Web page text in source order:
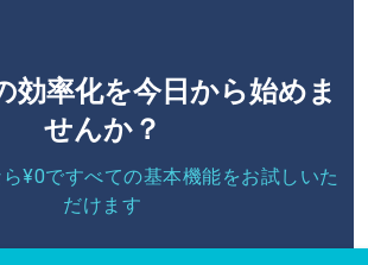
効率化を今日から始めま
せんか？
¥0ですべての基本機能をお試しいた
だけます